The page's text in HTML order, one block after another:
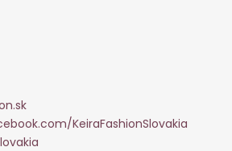
KeiraFashionSlovakia